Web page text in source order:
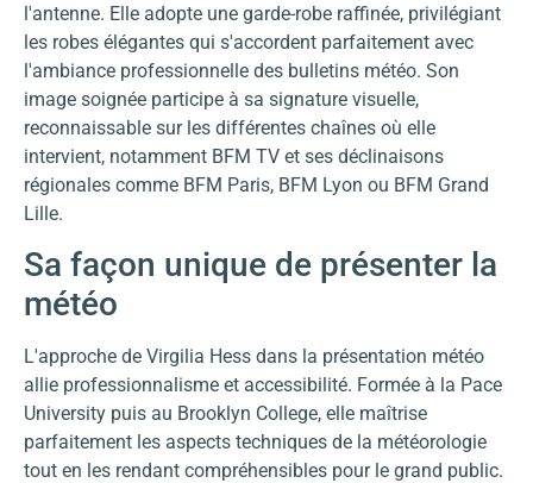
l'antenne. Elle adopte une garde-robe raffinée, privilégiant
les robes élégantes qui s'accordent parfaitement avec
l'ambiance professionnelle des bulletins météo. Son
image soignée participe à sa signature visuelle,
reconnaissable sur les différentes chaînes où elle
intervient, notamment BFM TV et ses déclinaisons
régionales comme BFM Paris, BFM Lyon ou BFM Grand
Lille.
Sa façon unique de présenter la
météo
L'approche de Virgilia Hess dans la présentation météo
allie professionnalisme et accessibilité. Formée à la Pace
University puis au Brooklyn College, elle maîtrise
parfaitement les aspects techniques de la météorologie
tout en les rendant compréhensibles pour le grand public.